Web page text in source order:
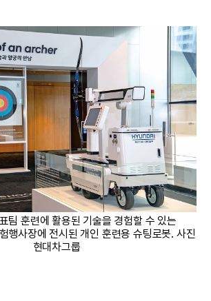
팀 훈련에 활용된 기술을 경험할 수 있는
행사장에 전시된 개인 훈련용 슈팅로봇. 사진
현대차그룹